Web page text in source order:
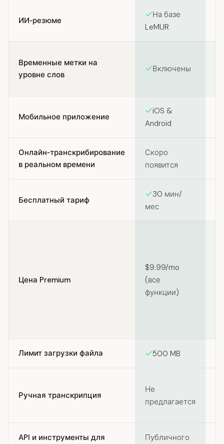
ИИ‑резюме
На базе
LeMUR
Временные метки на
уровне слов
Включены
Мобильное приложение
iOS &
Android
Онлайн‑транскрибирование
в реальном времени
Скоро
появится
Бесплатный тариф
30 мин/
мес
Цена Premium
$9.99/mo
(все
функции)
Лимит загрузки файла 500 MB
Ручная транскрипция
Не
предлагается
API и инструменты для
Публичного